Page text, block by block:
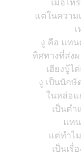
แต่ในความ
งู คือ แท
ทิศทางที่ส่ง
เฮียงบู้ไ
งู เป็นนัก
ในหล่อแ
เป็นต
แท
แต่ทำไ
เป็นเรื่